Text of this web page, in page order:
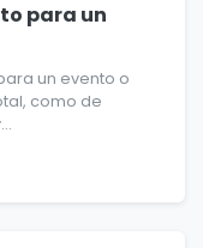
para un
un evento o
como de